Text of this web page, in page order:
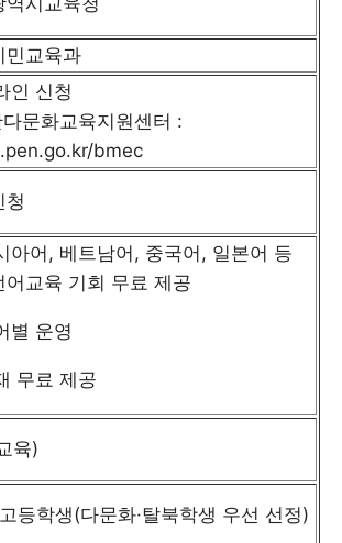
민교육과
인 신청
문화교육지원센터 :
bmec
청
아어, 베트남어, 중국어, 일본어 등
어교육 기회 무료 제공
별 운영
무료 제공
육)
고등학생(다문화·탈북학생 우선 선정)